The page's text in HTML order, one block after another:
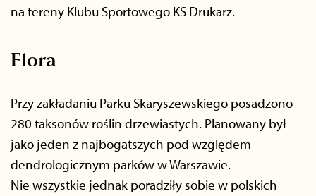
na tereny Klubu Sportowego KS Drukarz.
Flora
Przy zakładaniu Parku Skaryszewskiego posadzono
280 taksonów roślin drzewiastych. Planowany był
jako jeden z najbogatszych pod względem
dendrologicznym parków w Warszawie.
Nie wszystkie jednak poradziły sobie w polskich